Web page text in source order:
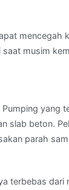
mencegah
musim
yang
slab beton.
parah
terbebas